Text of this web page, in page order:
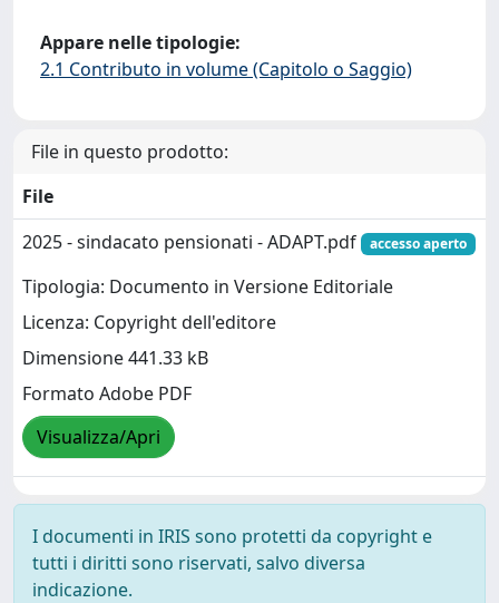
Appare nelle tipologie:
2.1 Contributo in volume (Capitolo o Saggio)
File in questo prodotto:
File
2025 - sindacato pensionati - ADAPT.pdf
accesso aperto
Tipologia: Documento in Versione Editoriale
Licenza: Copyright dell'editore
Dimensione 441.33 kB
Formato Adobe PDF
Visualizza/Apri
I documenti in IRIS sono protetti da copyright e
tutti i diritti sono riservati, salvo diversa
indicazione.